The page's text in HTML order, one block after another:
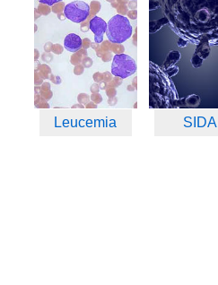
Leucemia SIDA